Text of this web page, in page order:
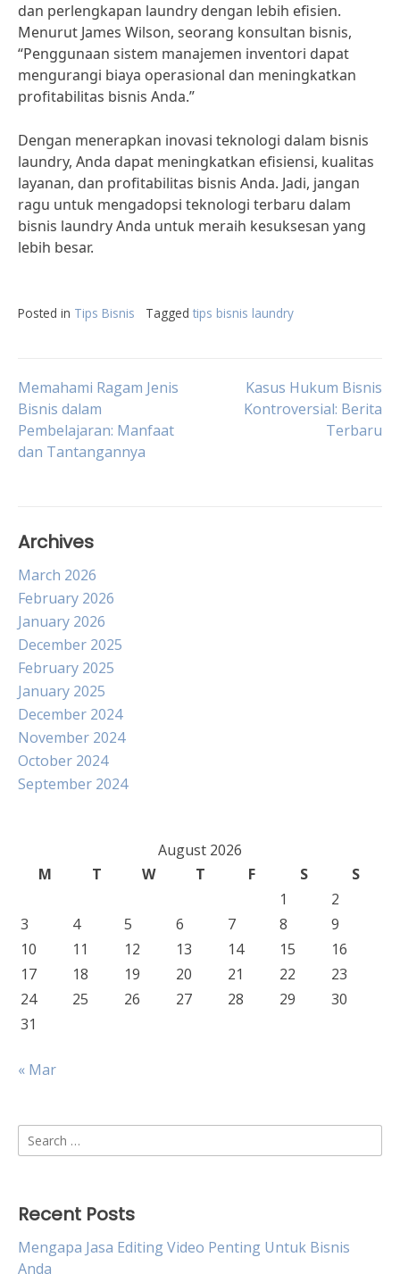
dan perlengkapan laundry dengan lebih efisien.
Menurut James Wilson, seorang konsultan bisnis,
“Penggunaan sistem manajemen inventori dapat
mengurangi biaya operasional dan meningkatkan
profitabilitas bisnis Anda.”
Dengan menerapkan inovasi teknologi dalam bisnis
laundry, Anda dapat meningkatkan efisiensi, kualitas
layanan, dan profitabilitas bisnis Anda. Jadi, jangan
ragu untuk mengadopsi teknologi terbaru dalam
bisnis laundry Anda untuk meraih kesuksesan yang
lebih besar.
Posted in Tips Bisnis Tagged tips bisnis laundry
Post
navigation
Memahami Ragam Jenis
Bisnis dalam
Pembelajaran: Manfaat
dan Tantangannya
Kasus Hukum Bisnis
Kontroversial: Berita
Terbaru
Archives
March 2026
February 2026
January 2026
December 2025
February 2025
January 2025
December 2024
November 2024
October 2024
September 2024
August 2026
M
T W T F S
S
1
2
3
4 5 6 7 8
9
10
11 12 13 14 15
16
17
18 19 20 21 22
23
24
25 26 27 28 29
30
31
« Mar
Search
for:
Recent Posts
Mengapa Jasa Editing Video Penting Untuk Bisnis
Anda